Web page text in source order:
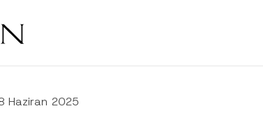
Haziran 2025